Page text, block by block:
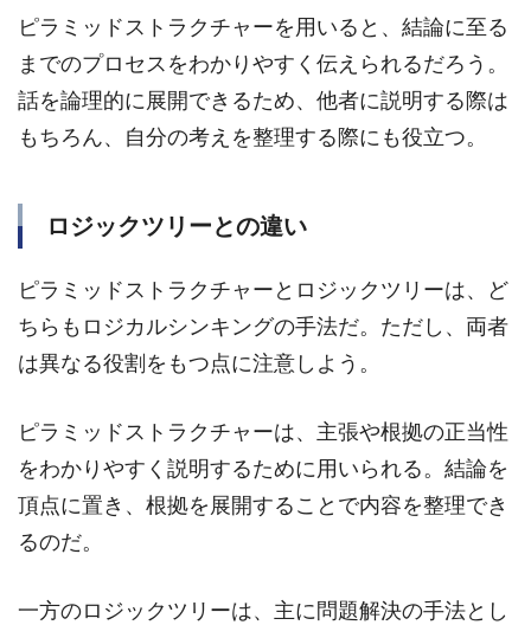
ピラミッドストラクチャーを用いると、結論に至る
までのプロセスをわかりやすく伝えられるだろう。
話を論理的に展開できるため、他者に説明する際は
もちろん、自分の考えを整理する際にも役立つ。
ロジックツリーとの違い
ピラミッドストラクチャーとロジックツリーは、ど
ちらもロジカルシンキングの手法だ。ただし、両者
は異なる役割をもつ点に注意しよう。
ピラミッドストラクチャーは、主張や根拠の正当性
をわかりやすく説明するために用いられる。結論を
頂点に置き、根拠を展開することで内容を整理でき
るのだ。
一方のロジックツリーは、主に問題解決の手法とし